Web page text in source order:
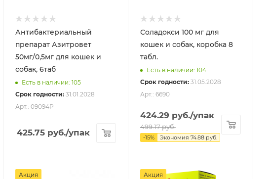
Антибактериальный
препарат Азитровет
50мг/0,5мг для кошек и
собак, 6таб
Есть в наличии: 105
Срок годности: 31.01.2028
Арт.: 09094Р
425.75 руб./упак
Соладокси 100 мг для
кошек и собак, коробка 8
табл.
Есть в наличии: 104
Срок годности: 31.05.2028
Арт.: 6690
424.29 руб./упак
499.17руб.
-15% Экономия 74.88 руб.
Акция Акция